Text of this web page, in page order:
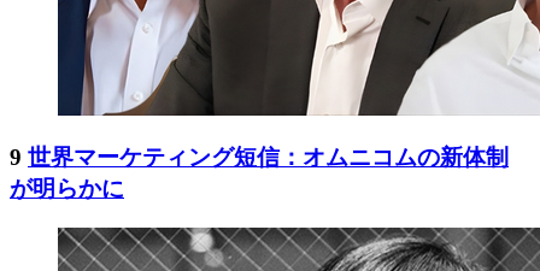
9 世界マーケティング短信：オムニコムの新体制
が明らかに